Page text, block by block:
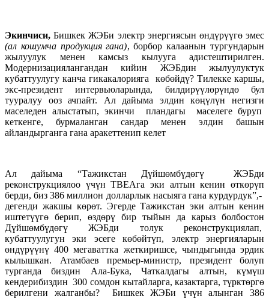
Экинчиси, Бишкек ЖЭБи электр энергиясын өндүрүүгө эмес
(ал кошумча продукция гана), борбор калаанын тургундарын
жылуулук менен камсыз кылууга адистештирилген.
Модернизациялангандан кийин ЖЭБдин жылуулуктук
кубаттуулугу канча гикакалорияга көбөйдү? Тилекке каршы,
экс-президент интервьюларында, билдирүүлөрүндө бул
тууралуу ооз ачпайт. Ал дайыма элдин көңүлүн негизги
маселеден алыстатып, экинчи пландагы маселеге буруп
кеткенге, бурмаланган сандар менен элдин башын
айландырганга гана аракеттенип келет
Ал дайыма “Тажикстан Дүйшөмбүдөгү ЖЭБди
реконструкциялоо үчүн ТВЕАга эки алтын кенин өткөрүп
берди, биз 386 миллион долларлык насыяга гана курдурдук”,-
дегенди жакшы көрөт. Эгерде Тажикстан эки алтын кенин
иштетүүгө берип, өздөрү бир тыйын да карыз болбостон
Дүйшөмбүдөгү ЖЭБди толук реконструкциялап,
кубаттуулугун эки эсеге көбөйтүп, электр энергияларын
өндүрүүнү 400 мегаваттка жеткиришсе, чындыгында эрдик
кылышкан. Атамбаев премьер-министр, президент болуп
турганда биздин Ала-Бука, Чаткалдагы алтын, күмүш
кендерибиздин 300 сомдон кытайларга, казактарга, түрктөргө
берилгени жалганбы? Бишкек ЖЭБи үчүн алынган 386